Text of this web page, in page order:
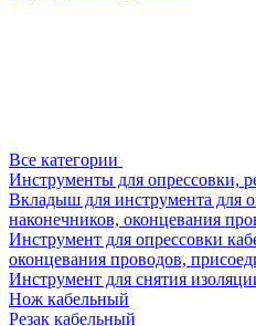
Все категории
Инструменты для опрессовки,
Вкладыш для инструмента для
наконечников, оконцевания
Инструмент для опрессовки
оконцевания проводов,
Инструмент для снятия
Нож кабельный
Резак кабельный